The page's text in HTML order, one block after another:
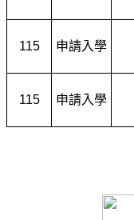
115 申請入學
115 申請入學